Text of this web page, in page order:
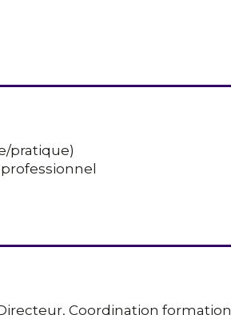
pratique)
Coordination formation